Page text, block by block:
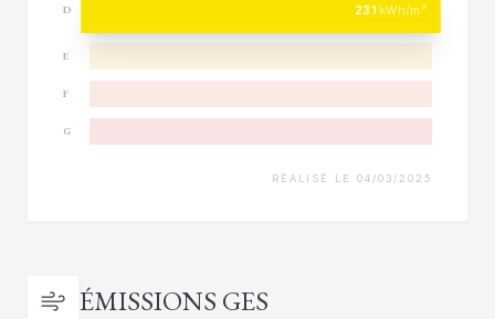
D 231 kWh/m²
E
F
G
RÉALISÉ LE 04/03/2025
ÉMISSIONS GES